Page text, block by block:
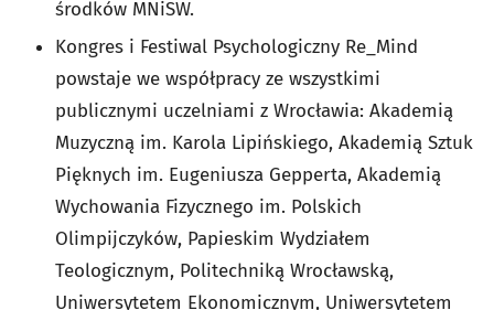
środków MNiSW.
Kongres i Festiwal Psychologiczny Re_Mind
powstaje we współpracy ze wszystkimi
publicznymi uczelniami z Wrocławia: Akademią
Muzyczną im. Karola Lipińskiego, Akademią Sztuk
Pięknych im. Eugeniusza Gepperta, Akademią
Wychowania Fizycznego im. Polskich
Olimpijczyków, Papieskim Wydziałem
Teologicznym, Politechniką Wrocławską,
Uniwersytetem Ekonomicznym, Uniwersytetem